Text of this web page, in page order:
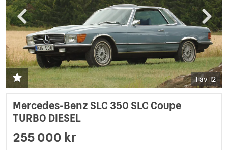
1 av 12
Mercedes-Benz SLC 350 SLC Coupe
TURBO DIESEL
255 000 kr